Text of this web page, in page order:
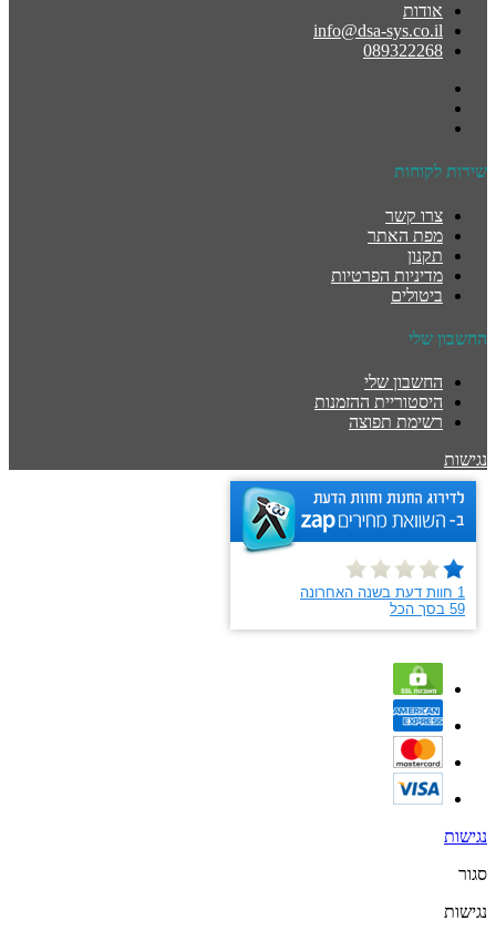
אודות
info@dsa-sys.co.il
089322268
שירות לקוחות
צרו קשר
מפת האתר
תקנון
מדיניות הפרטיות
ביטולים
החשבון שלי
החשבון שלי
היסטוריית ההזמנות
רשימת תפוצה
נגישות
נגישות
סגור
נגישות